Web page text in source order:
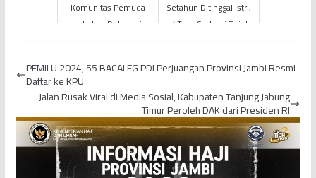
Komunitas Pemuda
Lakukan Deklarasi
Setahun Ditinggal Istri,
JK Tega Sodomi Tujuh
PEMILU 2024, 55 BACALEG PDI Perjuangan Provinsi Jambi Resmi
Daftar ke KPU
Jalan Rusak Viral di Media Sosial, Kabupaten Tanjung Jabung
Timur Peroleh DAK dari Presiden RI